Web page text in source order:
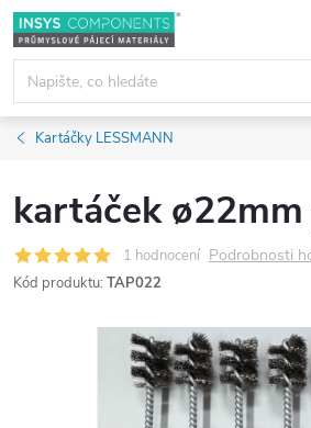
Přejít
na
obsah
Kartáčky LESSMANN
kartáček
1 hodnocení Podrobnosti
Kód produktu: TAP022